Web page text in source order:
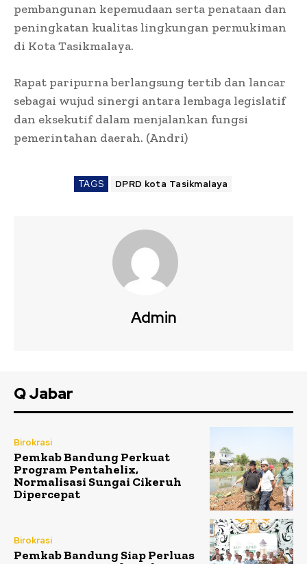
pembangunan kepemudaan serta penataan dan
peningkatan kualitas lingkungan permukiman
di Kota Tasikmalaya.
Rapat paripurna berlangsung tertib dan lancar
sebagai wujud sinergi antara lembaga legislatif
dan eksekutif dalam menjalankan fungsi
pemerintahan daerah. (Andri)
TAGS DPRD kota Tasikmalaya
Admin
Q Jabar
Birokrasi
Pemkab Bandung Perkuat
Program Pentahelix,
Normalisasi Sungai Cikeruh
Dipercepat
Birokrasi
Pemkab Bandung Siap Perluas